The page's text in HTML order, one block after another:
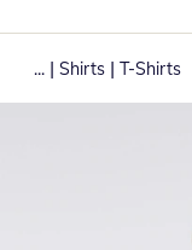
... | Shirts | T-Shirts